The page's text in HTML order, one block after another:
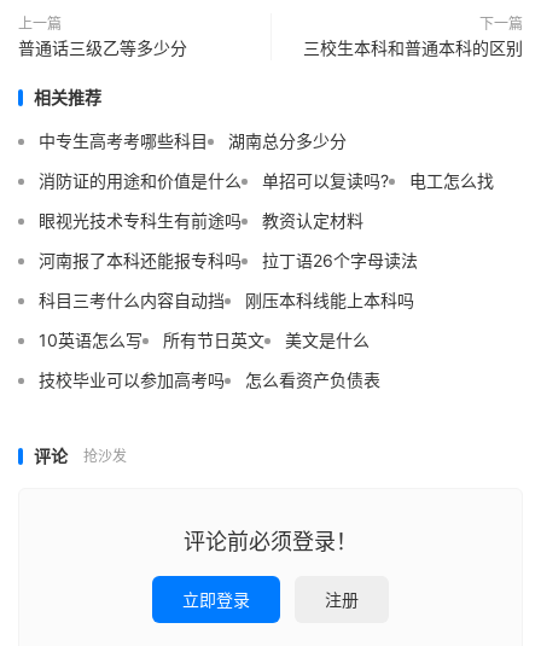
上一篇
普通话三级乙等多少分
下一篇
三校生本科和普通本科的区别
相关推荐
中专生高考考哪些科目
湖南总分多少分
消防证的用途和价值是什么
单招可以复读吗?
电工怎么找
眼视光技术专科生有前途吗
教资认定材料
河南报了本科还能报专科吗
拉丁语26个字母读法
科目三考什么内容自动挡
刚压本科线能上本科吗
10英语怎么写
所有节日英文
美文是什么
技校毕业可以参加高考吗
怎么看资产负债表
评论 抢沙发
评论前必须登录！
立即登录 注册